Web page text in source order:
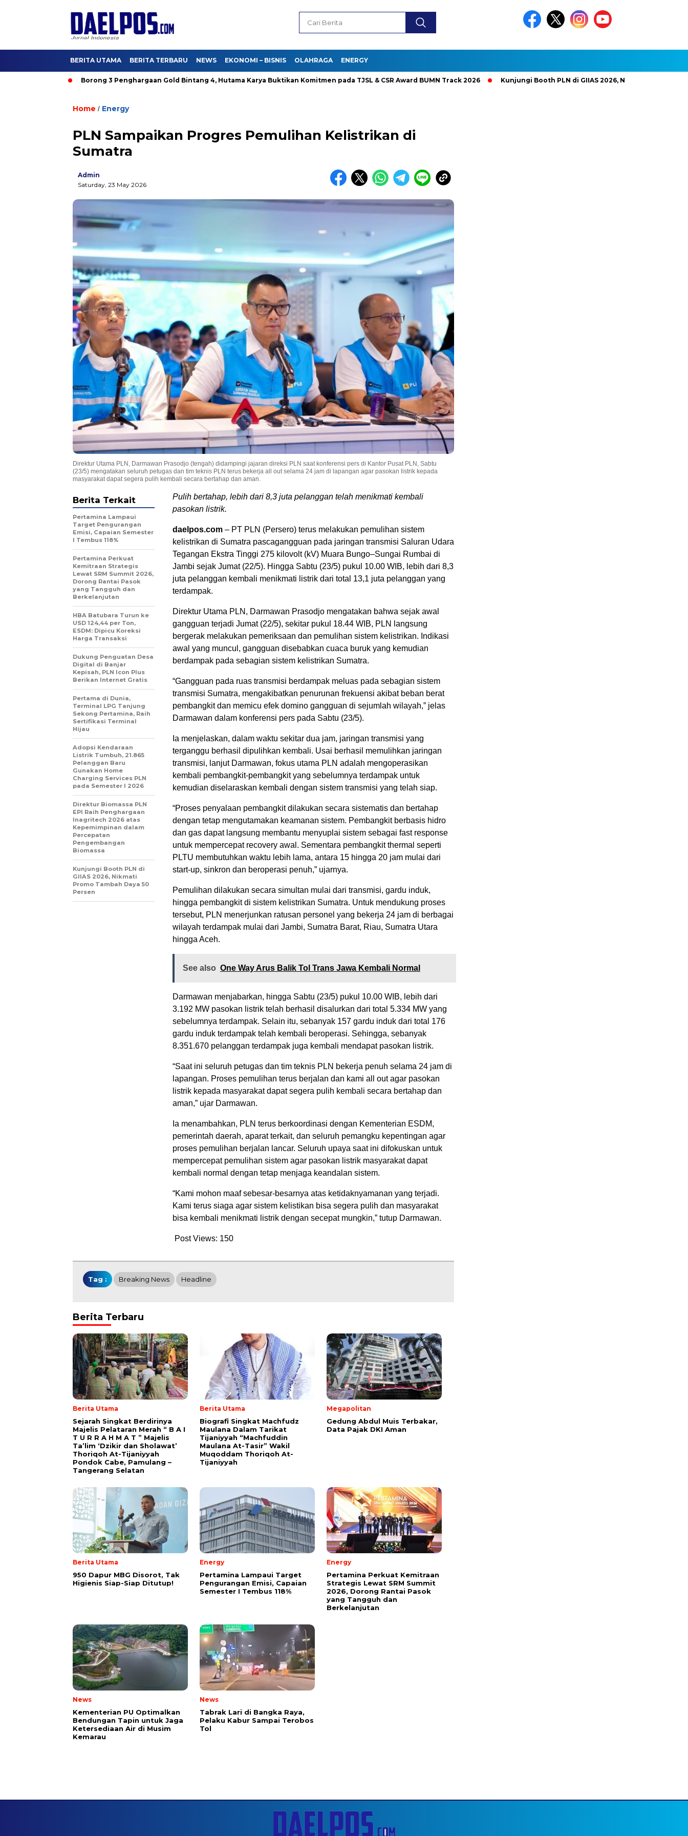
BERITA UTAMA BERITA TERBARU NEWS EKONOMI – BISNIS OLAHRAGA ENERGY
Borong 3 Penghargaan Gold Bintang 4, Hutama Karya Buktikan Komitmen pada TJSL & CSR Award BUMN Track 2026 Kunjungi Booth PLN di GIIAS 2026, Nikmati Promo Tambah
Home / Energy
PLN Sampaikan Progres Pemulihan Kelistrikan di
Sumatra
Admin
Saturday, 23 May 2026
Direktur Utama PLN, Darmawan Prasodjo (tengah) didampingi jajaran direksi PLN saat konferensi pers di Kantor Pusat PLN, Sabtu
(23/5) mengatakan seluruh petugas dan tim teknis PLN terus bekerja all out selama 24 jam di lapangan agar pasokan listrik kepada
masyarakat dapat segera pulih kembali secara bertahap dan aman.
Pulih bertahap, lebih dari 8,3 juta pelanggan telah menikmati kembali
pasokan listrik.
daelpos.com – PT PLN (Persero) terus melakukan pemulihan sistem
kelistrikan di Sumatra pascagangguan pada jaringan transmisi Saluran Udara
Tegangan Ekstra Tinggi 275 kilovolt (kV) Muara Bungo–Sungai Rumbai di
Jambi sejak Jumat (22/5). Hingga Sabtu (23/5) pukul 10.00 WIB, lebih dari 8,3
juta pelanggan kembali menikmati listrik dari total 13,1 juta pelanggan yang
terdampak.
Direktur Utama PLN, Darmawan Prasodjo mengatakan bahwa sejak awal
gangguan terjadi Jumat (22/5), sekitar pukul 18.44 WIB, PLN langsung
bergerak melakukan pemeriksaan dan pemulihan sistem kelistrikan. Indikasi
awal yang muncul, gangguan disebabkan cuaca buruk yang kemudian
berdampak pada sebagian sistem kelistrikan Sumatra.
“Gangguan pada ruas transmisi berdampak meluas pada sebagian sistem
transmisi Sumatra, mengakibatkan penurunan frekuensi akibat beban berat
pembangkit dan memicu efek domino gangguan di sejumlah wilayah,” jelas
Darmawan dalam konferensi pers pada Sabtu (23/5).
Ia menjelaskan, dalam waktu sekitar dua jam, jaringan transmisi yang
terganggu berhasil dipulihkan kembali. Usai berhasil memulihkan jaringan
transmisi, lanjut Darmawan, fokus utama PLN adalah mengoperasikan
kembali pembangkit-pembangkit yang sebelumnya terdampak untuk
kemudian diselaraskan kembali dengan sistem transmisi yang telah siap.
“Proses penyalaan pembangkit dilakukan secara sistematis dan bertahap
dengan tetap mengutamakan keamanan sistem. Pembangkit berbasis hidro
dan gas dapat langsung membantu menyuplai sistem sebagai fast response
untuk mempercepat recovery awal. Sementara pembangkit thermal seperti
PLTU membutuhkan waktu lebih lama, antara 15 hingga 20 jam mulai dari
start-up, sinkron dan beroperasi penuh,” ujarnya.
Pemulihan dilakukan secara simultan mulai dari transmisi, gardu induk,
hingga pembangkit di sistem kelistrikan Sumatra. Untuk mendukung proses
tersebut, PLN menerjunkan ratusan personel yang bekerja 24 jam di berbagai
wilayah terdampak mulai dari Jambi, Sumatra Barat, Riau, Sumatra Utara
hingga Aceh.
See also One Way Arus Balik Tol Trans Jawa Kembali Normal
Darmawan menjabarkan, hingga Sabtu (23/5) pukul 10.00 WIB, lebih dari
3.192 MW pasokan listrik telah berhasil disalurkan dari total 5.334 MW yang
sebelumnya terdampak. Selain itu, sebanyak 157 gardu induk dari total 176
gardu induk terdampak telah kembali beroperasi. Sehingga, sebanyak
8.351.670 pelanggan terdampak juga kembali mendapat pasokan listrik.
“Saat ini seluruh petugas dan tim teknis PLN bekerja penuh selama 24 jam di
lapangan. Proses pemulihan terus berjalan dan kami all out agar pasokan
listrik kepada masyarakat dapat segera pulih kembali secara bertahap dan
aman,” ujar Darmawan.
Ia menambahkan, PLN terus berkoordinasi dengan Kementerian ESDM,
pemerintah daerah, aparat terkait, dan seluruh pemangku kepentingan agar
proses pemulihan berjalan lancar. Seluruh upaya saat ini difokuskan untuk
mempercepat pemulihan sistem agar pasokan listrik masyarakat dapat
kembali normal dengan tetap menjaga keandalan sistem.
“Kami mohon maaf sebesar-besarnya atas ketidaknyamanan yang terjadi.
Kami terus siaga agar sistem kelistikan bisa segera pulih dan masyarakat
bisa kembali menikmati listrik dengan secepat mungkin,” tutup Darmawan.
Post Views: 150
Berita Terkait
Pertamina Lampaui
Target Pengurangan
Emisi, Capaian Semester
I Tembus 118%
Pertamina Perkuat
Kemitraan Strategis
Lewat SRM Summit 2026,
Dorong Rantai Pasok
yang Tangguh dan
Berkelanjutan
HBA Batubara Turun ke
USD 124,44 per Ton,
ESDM: Dipicu Koreksi
Harga Transaksi
Dukung Penguatan Desa
Digital di Banjar
Kepisah, PLN Icon Plus
Berikan Internet Gratis
Pertama di Dunia,
Terminal LPG Tanjung
Sekong Pertamina, Raih
Sertifikasi Terminal
Hijau
Adopsi Kendaraan
Listrik Tumbuh, 21.865
Pelanggan Baru
Gunakan Home
Charging Services PLN
pada Semester I 2026
Direktur Biomassa PLN
EPI Raih Penghargaan
Inagritech 2026 atas
Kepemimpinan dalam
Percepatan
Pengembangan
Biomassa
Kunjungi Booth PLN di
GIIAS 2026, Nikmati
Promo Tambah Daya 50
Persen
Tag : Breaking News Headline
Berita Terbaru
Berita Utama
Sejarah Singkat Berdirinya
Majelis Pelataran Merah “ B A I
T U R R A H M A T ” Majelis
Ta’lim ‘Dzikir dan Sholawat’
Thoriqoh At-Tijaniyyah
Pondok Cabe, Pamulang –
Tangerang Selatan
Berita Utama
Biografi Singkat Machfudz
Maulana Dalam Tarikat
Tijaniyyah “Machfuddin
Maulana At-Tasir” Wakil
Muqoddam Thoriqoh At-
Tijaniyyah
Megapolitan
Gedung Abdul Muis Terbakar,
Data Pajak DKI Aman
Berita Utama
950 Dapur MBG Disorot, Tak
Higienis Siap-Siap Ditutup!
Energy
Pertamina Lampaui Target
Pengurangan Emisi, Capaian
Semester I Tembus 118%
Energy
Pertamina Perkuat Kemitraan
Strategis Lewat SRM Summit
2026, Dorong Rantai Pasok
yang Tangguh dan
Berkelanjutan
News
Kementerian PU Optimalkan
Bendungan Tapin untuk Jaga
Ketersediaan Air di Musim
Kemarau
News
Tabrak Lari di Bangka Raya,
Pelaku Kabur Sampai Terobos
Tol